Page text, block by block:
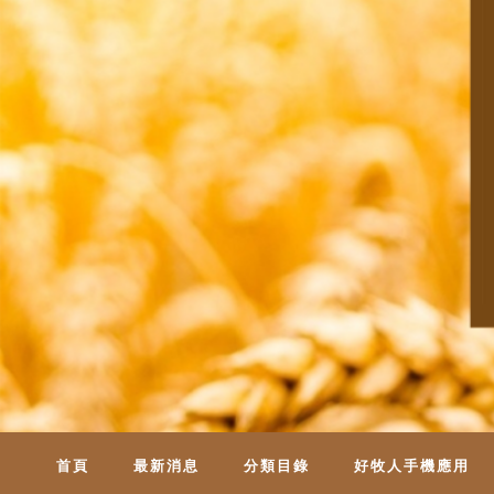
首頁 最新消息 分類目錄 好牧人手機應用